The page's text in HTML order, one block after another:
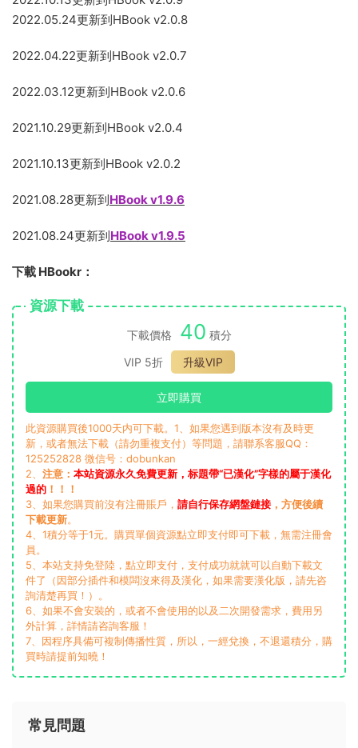
2022.05.24更新到HBook v2.0.8
2022.04.22更新到HBook v2.0.7
2022.03.12更新到HBook v2.0.6
2021.10.29更新到HBook v2.0.4
2021.10.13更新到HBook v2.0.2
2021.08.28更新到HBook v1.9.6
2021.08.24更新到HBook v1.9.5
下載 HBookr：
資源下載
下載價格 40 積分
VIP 5折
升級VIP
立即購買
此資源購買後1000天内可下載。1、如果您遇到版本沒有及時更
新，或者無法下載（請勿重複支付）等問題，請聯系客服QQ：
125252828 微信号：dobunkan
2、 注意： 本站資源永久免費更新，标題帶“已漢化”字樣的屬于漢化
過的 ！！！
3、如果您購買前沒有注冊賬戶， 請自行保存網盤鏈接 ，方便後續
下載更新。
4、1積分等于1元。購買單個資源點立即支付即可下載，無需注冊會
員。
5、本站支持免登陸，點立即支付，支付成功就就可以自動下載文
件了（因部分插件和模闆沒來得及漢化，如果需要漢化版，請先咨
詢清楚再買！）。
6、如果不會安裝的，或者不會使用的以及二次開發需求，費用另
外計算，詳情請咨詢客服！
7、因程序具備可複制傳播性質，所以，一經兌換，不退還積分，購
買時請提前知曉！
常見問題